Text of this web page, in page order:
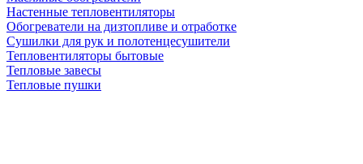
Настенные тепловентиляторы
Обогреватели на дизтопливе и отработке
Сушилки для рук и полотенцесушители
Тепловентиляторы бытовые
Тепловые завесы
Тепловые пушки